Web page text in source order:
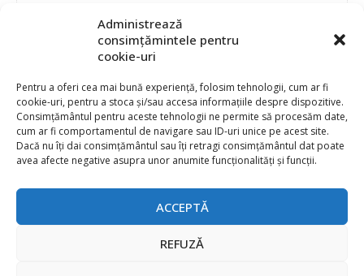
Administrează
consimțămintele pentru
cookie-uri
Pentru a oferi cea mai bună experiență, folosim tehnologii, cum ar fi
cookie-uri, pentru a stoca și/sau accesa informațiile despre dispozitive.
Consimțământul pentru aceste tehnologii ne permite să procesăm date,
cum ar fi comportamentul de navigare sau ID-uri unice pe acest site.
Dacă nu îți dai consimțământul sau îți retragi consimțământul dat poate
avea afecte negative asupra unor anumite funcționalități și funcții.
ACCEPTĂ
REFUZĂ
Analog Devices
Anritsu Corporation
Ansys
APS
Arduino
Arm
Asentics
ATEN International
Contact
Publicitate
Abonament la revista “Electronica Azi”